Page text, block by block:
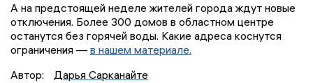
А на предстоящей неделе жителей города ждут новые
отключения. Более 300 домов в областном центре
останутся без горячей воды. Какие адреса коснутся
ограничения — в нашем материале.
Автор:
Дарья Сарканайте